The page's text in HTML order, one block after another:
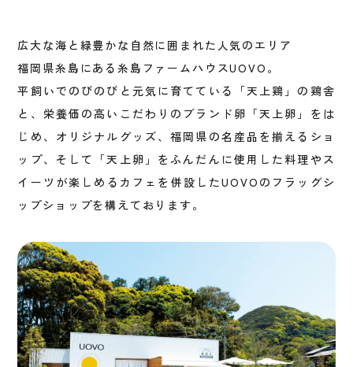
広大な海と緑豊かな自然に囲まれた人気のエリア
福岡県糸島にある糸島ファームハウスUOVO。
平飼いでのびのびと元気に育てている「天上鶏」の鶏舎
と、栄養価の高いこだわりのブランド卵「天上卵」をは
じめ、オリジナルグッズ、福岡県の名産品を揃えるショ
ップ、そして「天上卵」をふんだんに使用した料理やス
イーツが楽しめるカフェを併設したUOVOのフラッグシ
ップショップを構えております。